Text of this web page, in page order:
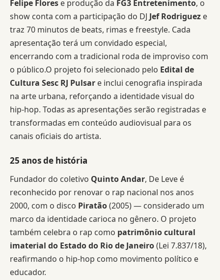
Felipe Flores e produção da FG3 Entretenimento, o
show conta com a participação do DJ Jef Rodriguez e
traz 70 minutos de beats, rimas e freestyle. Cada
apresentação terá um convidado especial,
encerrando com a tradicional roda de improviso com
o público.O projeto foi selecionado pelo Edital de
Cultura Sesc RJ Pulsar e inclui cenografia inspirada
na arte urbana, reforçando a identidade visual do
hip-hop. Todas as apresentações serão registradas e
transformadas em conteúdo audiovisual para os
canais oficiais do artista.
25 anos de história
Fundador do coletivo Quinto Andar, De Leve é
reconhecido por renovar o rap nacional nos anos
2000, com o disco Piratão(2005) — considerado um
marco da identidade carioca no gênero. O projeto
também celebra o rap como patrimônio cultural
imaterial do Estado do Rio de Janeiro(Lei 7.837/18),
reafirmando o hip-hop como movimento político e
educador.